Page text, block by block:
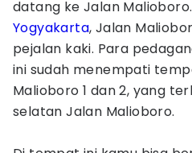
datang ke Jalan
Yogyakarta, Jalan
pejalan kaki. Para
ini sudah menempati
Malioboro 1 dan 2, yang
selatan Jalan Malioboro.